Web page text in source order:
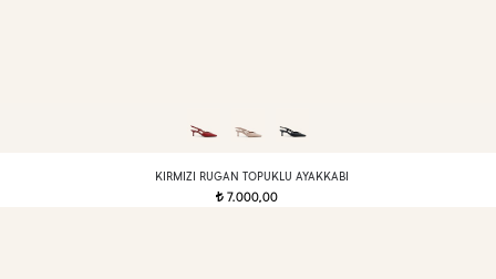
KIRMIZI RUGAN TOPUKLU AYAKKABI
t 7.000,00